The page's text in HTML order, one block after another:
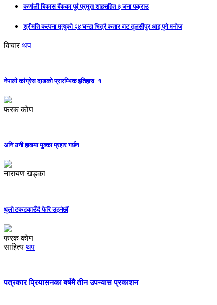
कर्णाली बिकास बैंकका पूर्व प्रमुख शाहसहित ३ जना पक्राउ
श्रीमति कल्पना मृत्युको २४ घन्टा भित्रै कतार बाट तुलसीपुर आइ पुगे मनोज
विचार थप
नेपाली कांग्रेस दाङको प्रारम्भिक इतिहास–१
फरक कोण
अनि उनी हावामा मुक्का प्रहार गर्छन
नारायण खड्का
धुलो टकटकाउँदै फेरि उठ्नेछौं
फरक कोण
साहित्य थप
पत्रकार प्रियासनका बर्षमै तीन उपन्यास प्रकाशन